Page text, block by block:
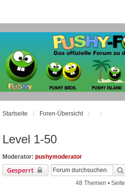
Startseite Foren-Übersicht
Level 1-50
Moderator: pushymoderator
Gesperrt
48 Themen • Seite